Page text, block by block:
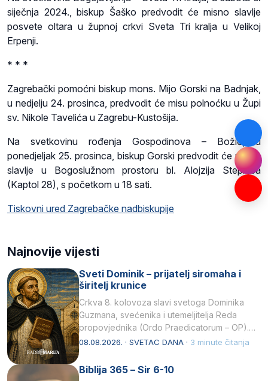
siječnja 2024., biskup Šaško predvodit će misno slavlje
posvete oltara u župnoj crkvi Sveta Tri kralja u Velikoj
Erpenji.
* * *
Zagrebački pomoćni biskup mons. Mijo Gorski na Badnjak,
u nedjelju 24. prosinca, predvodit će misu polnoćku u Župi
sv. Nikole Tavelića u Zagrebu-Kustošija.
Na svetkovinu rođenja Gospodinova – Božić, u
ponedjeljak 25. prosinca, biskup Gorski predvodit će misno
slavlje u Bogoslužnom prostoru bl. Alojzija Stepinca
(Kaptol 28), s početkom u 18 sati.
Tiskovni ured Zagrebačke nadbiskupije
Najnovije vijesti
Sveti Dominik – prijatelj siromaha i
širitelj krunice
Crkva 8. kolovoza slavi svetoga Dominika
Guzmana, svećenika i utemeljitelja Reda
propovjednika (Ordo Praedicatorum – OP).
Svojim životom, dubokom ljubavlju prema
08.08.2026. · SVETAC DANA · 3 minute čitanja
Biblija 365 – Sir 6-10